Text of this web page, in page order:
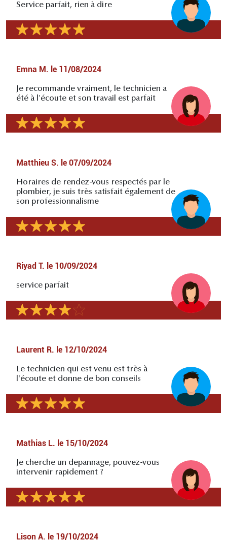
Service parfait, rien à dire
Emna M. le 11/08/2024
Je recommande vraiment, le technicien a
été à l'écoute et son travail est parfait
Matthieu S. le 07/09/2024
Horaires de rendez-vous respectés par le
plombier, je suis très satisfait également de
son professionnalisme
Riyad T. le 10/09/2024
service parfait
Laurent R. le 12/10/2024
Le technicien qui est venu est très à
l'écoute et donne de bon conseils
Mathias L. le 15/10/2024
Je cherche un depannage, pouvez-vous
intervenir rapidement ?
Lison A. le 19/10/2024